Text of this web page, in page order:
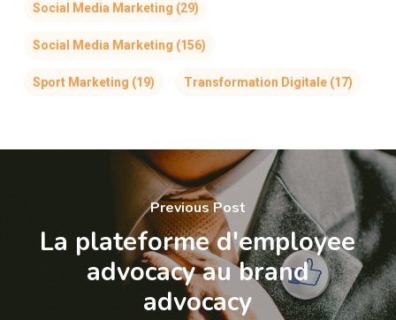
Social Media Marketing (29)
Social Media Marketing (156)
Sport Marketing (19) Transformation Digitale(17)
Previous Post
La plateforme d'employee
advocacy au brand
advocacy